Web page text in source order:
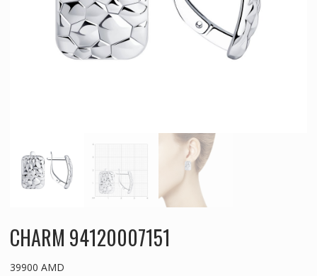
CHARM 94120007151
39900 AMD